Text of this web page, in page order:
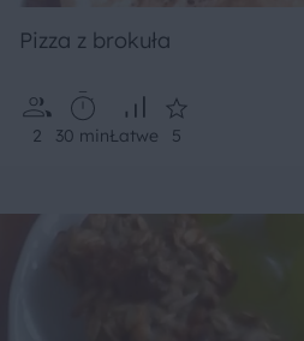
Pizza z brokuła
2 30 minŁatwe 5